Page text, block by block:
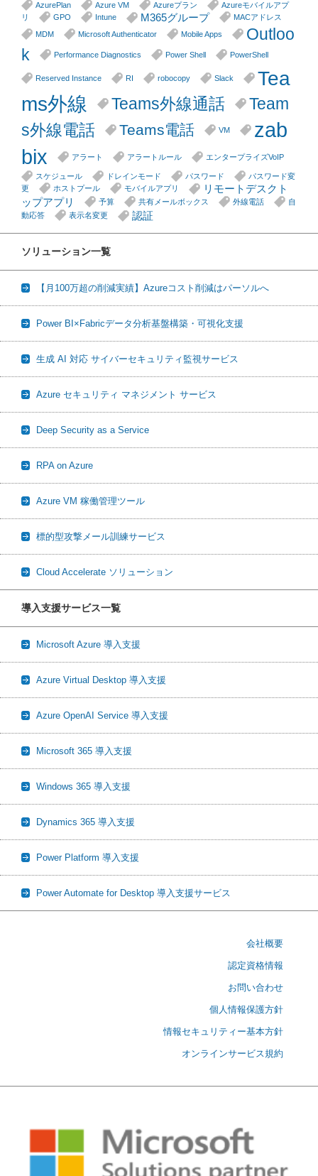
AzurePlan
Azure VM Azureプラン
Azureモバイルアプ
リ
GPO Intune M365グループ
MACアドレス
MDM
Microsoft Authenticator Mobile Apps
Outloo
k
Performance Diagnostics Power Shell PowerShell
Reserved Instance RI robocopy Slack
Tea
ms外線
Teams外線通話
Team
s外線電話
Teams電話 VM
zab
bix
アラート アラートルール エンタープライズVoIP
スケジュール ドレインモード パスワード
パスワード変
更
ホストプール モバイルアプリ
リモートデスクト
ップアプリ
予算 共有メールボックス 外線電話
自
動応答
表示名変更 認証
ソリューション一覧
【月100万超の削減実績】Azureコスト削減はパーソルへ
Power BI×Fabricデータ分析基盤構築・可視化支援
生成 AI 対応 サイバーセキュリティ監視サービス
Azure セキュリティ マネジメント サービス
Deep Security as a Service
RPA on Azure
Azure VM 稼働管理ツール
標的型攻撃メール訓練サービス
Cloud Accelerate ソリューション
導入支援サービス一覧
Microsoft Azure 導入支援
Azure Virtual Desktop 導入支援
Azure OpenAI Service 導入支援
Microsoft 365 導入支援
Windows 365 導入支援
Dynamics 365 導入支援
Power Platform 導入支援
Power Automate for Desktop 導入支援サービス
会社概要
認定資格情報
お問い合わせ
個人情報保護方針
情報セキュリティー基本方針
オンラインサービス規約